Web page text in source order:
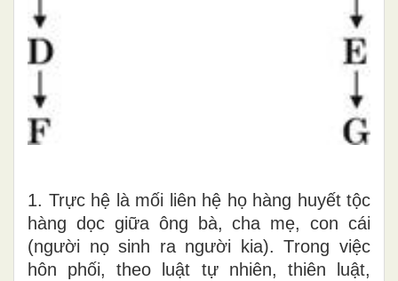
1. Trực hệ là mối liên hệ họ hàng huyết tộc
hàng dọc giữa ông bà, cha mẹ, con cái
(người nọ sinh ra người kia).Trong việc
hôn phối, theo luật tự nhiên, thiên luật,